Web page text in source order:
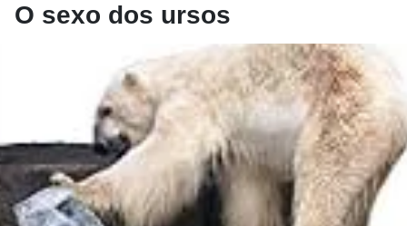
O sexo dos ursos